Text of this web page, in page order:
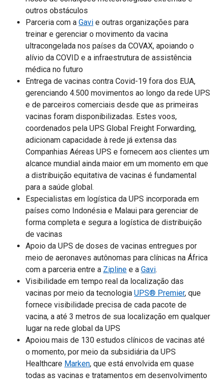
outros obstáculos
Parceria com a Gavi e outras organizações para
treinar e gerenciar o movimento da vacina
ultracongelada nos países da COVAX, apoiando o
alívio da COVID e a infraestrutura de assistência
médica no futuro
Entrega de vacinas contra Covid-19 fora dos EUA,
gerenciando 4.500 movimentos ao longo da rede UPS
e de parceiros comerciais desde que as primeiras
vacinas foram disponibilizadas. Estes voos,
coordenados pela UPS Global Freight Forwarding,
adicionam capacidade à rede já extensa das
Companhias Aéreas UPS e fornecem aos clientes um
alcance mundial ainda maior em um momento em que
a distribuição equitativa de vacinas é fundamental
para a saúde global.
Especialistas em logística da UPS incorporada em
países como Indonésia e Malaui para gerenciar de
forma completa e segura a logística de distribuição
de vacinas
Apoio da UPS de doses de vacinas entregues por
meio de aeronaves autônomas para clínicas na África
com a parceria entre a Zipline e a Gavi.
Visibilidade em tempo real da localização das
vacinas por meio da tecnologia UPS® Premier, que
fornece visibilidade precisa de cada pacote de
vacina, a até 3 metros de sua localização em qualquer
lugar na rede global da UPS
Apoiou mais de 130 estudos clínicos de vacinas até
o momento, por meio da subsidiária da UPS
Healthcare Marken, que está envolvida em quase
todas as vacinas e tratamentos em desenvolvimento